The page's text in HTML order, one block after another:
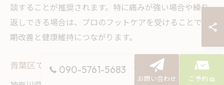
談することが推奨されます。特に痛みが強い場合や繰り
返しできる場合は、プロのフットケアを受けることで早
期改善と健康維持につながります。
青葉区で相談できる魚の目・タコケアポイント
090-5761-5683
お問い合わせ ご予約